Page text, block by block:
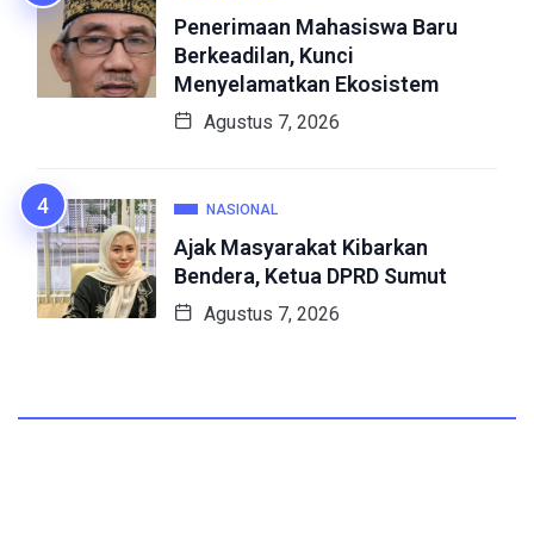
Penerimaan Mahasiswa Baru
Berkeadilan, Kunci
Menyelamatkan Ekosistem
Agustus 7, 2026
NASIONAL
Ajak Masyarakat Kibarkan
Bendera, Ketua DPRD Sumut
Agustus 7, 2026